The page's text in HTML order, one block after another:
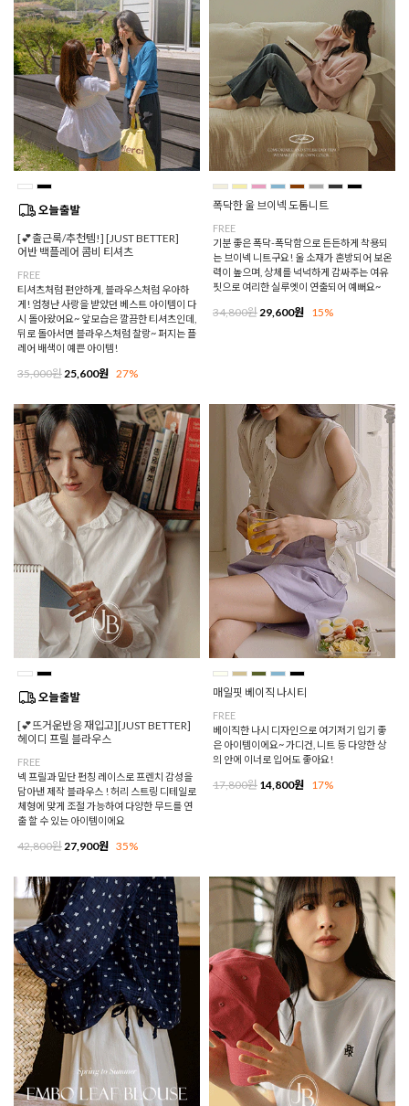
[💕출근룩/추천템!] [JUST BETTER]
어반 백플레어 콤비 티셔츠
FREE
티셔츠처럼 편안하게, 블라우스처럼 우아하
게! 엄청난 사랑을 받았던 베스트 아이템이 다
시 돌아왔어요~ 앞모습은 깔끔한 티셔츠인데,
뒤로 돌아서면 블라우스처럼 찰랑~ 퍼지는 플
레어 배색이 예쁜 아이템!
35,000원 25,600원 27%
폭닥한 울 브이넥 도톰니트
FREE
기분 좋은 폭닥-폭닥함으로 든든하게 착용되
는 브이넥 니트구요! 울 소재가 혼방되어 보온
력이 높으며, 상체를 넉넉하게 감싸주는 여유
핏으로 여리한 실루엣이 연출되어 예뻐요~
34,800원 29,600원 15%
[💕뜨거운반응 재입고][JUST BETTER]
헤이디 프릴 블라우스
FREE
넥 프릴과 밑단 펀칭 레이스로 프렌치 감성을
담아낸 제작 블라우스 ! 허리 스트링 디테일로
체형에 맞게 조절 가능하여 다양한 무드를 연
출 할 수 있는 아이템이에요
42,800원27,900원 35%
매일핏 베이직 나시티
FREE
베이직한 나시 디자인으로 여기저기 입기 좋
은 아이템이에요~ 가디건, 니트 등 다양한 상
의 안에 이너로 입어도 좋아요!
17,800원 14,800원 17%